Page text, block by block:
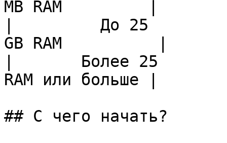
MB RAM         |
|         До 25        |
GB RAM          |
|       Более 25       |
RAM или больше |
## С чего начать?